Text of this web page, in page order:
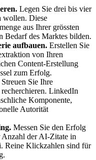
Legen Sie drei bis vier
wollen. Diese
aus Ihrer grössten
Bedarf des Marktes bilden.
aufbauen. Erstellen Sie
von Ihren
Content-Erstellung
zum Erfolg.
Streuen Sie Ihre
LinkedIn
Komponente,
Autorität
Messen Sie den Erfolg
Anzahl der AI-Zitate in
Reine Klickzahlen sind für